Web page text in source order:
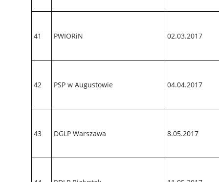
41 PWIORiN 02.03.2017
42 PSP w Augustowie 04.04.2017
43 DGLP Warszawa 8.05.2017